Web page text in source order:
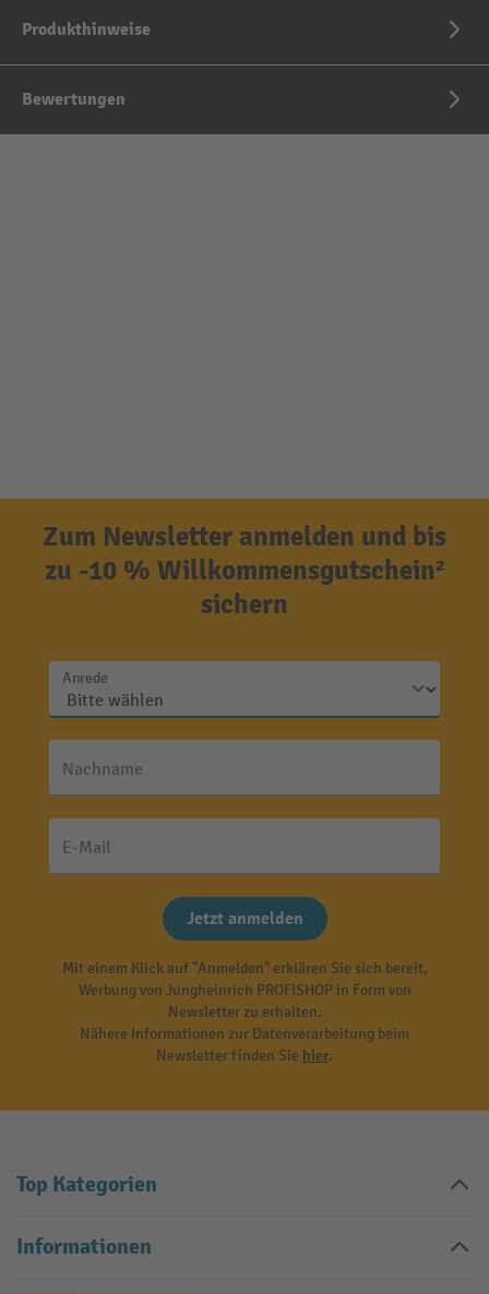
Produkthinweise
Bewertungen
Zum Newsletter anmelden und bis
zu -10 % Willkommensgutschein²
sichern
Anrede
Nachname
E-Mail
Jetzt anmelden
Mit einem Klick auf "Anmelden" erklären Sie sich bereit,
Werbung von Jungheinrich PROFISHOP in Form von
Newsletter zu erhalten.
Nähere Informationen zur Datenverarbeitung beim
Newsletter finden Sie hier.
Top Kategorien
Informationen